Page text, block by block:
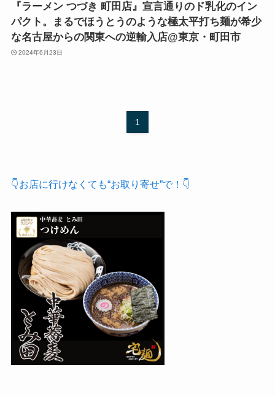
『ラーメン つづき 町田店』宣言通りのド乳化のイン
パクト。まるでほうとうのような極太平打ち麺が希少
な名古屋からの関東への逆輸入店@東京・町田市
2024年6月23日
1
👇お店に行けなくても“お取り寄せ”で！👇